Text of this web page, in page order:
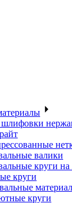
шлифовки
валики
круги на
круги
круги